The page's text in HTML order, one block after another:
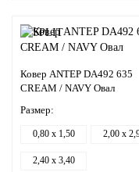
Ковер ANTEP DA492 635
CREAM / NAVY Овал
Размер:
0,80 x 1,50 2,00 x
2,40 x 3,40